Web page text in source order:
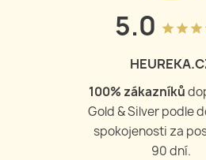
5.0 grade grade grade
100% zákazníků
Gold & Silver podle
spokojenosti za
90 dní.